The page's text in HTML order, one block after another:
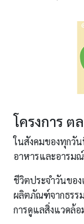
โครงการ ต
ในสังคมของทุกวั
อาหารและอารม
ชีวิตประจำวันของ
ผลิตภัณฑ์จากธรร
การดูแลสิ่งแวดล้